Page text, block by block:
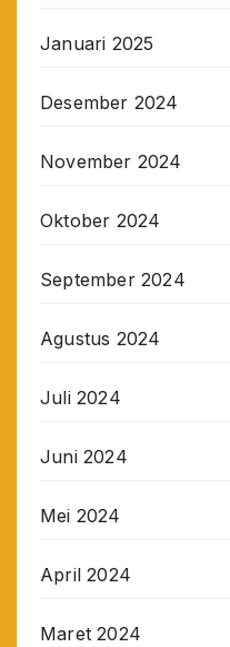
Januari 2025
Desember 2024
November 2024
Oktober 2024
September 2024
Agustus 2024
Juli 2024
Juni 2024
Mei 2024
April 2024
Maret 2024